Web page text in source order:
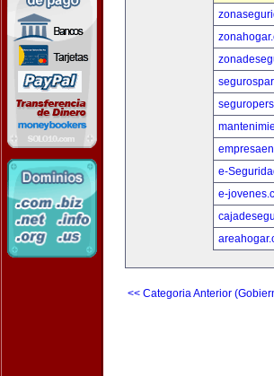
e-
e-
<< Categoria Anterior